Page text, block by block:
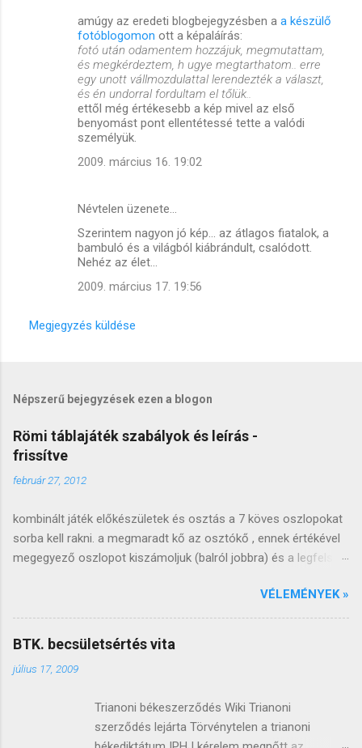
amúgy az eredeti blogbejegyzésben a a készülő
fotóblogomon ott a képaláírás:
fotó után odamentem hozzájuk, megmutattam,
és megkérdeztem, h ugye megtarthatom.. erre
egy unott vállmozdulattal lerendezték a választ,
és én undorral fordultam el tőlük..
ettől még értékesebb a kép mivel az első
benyomást pont ellentétessé tette a valódi
személyük.
2009. március 16. 19:02
Névtelen üzenete…
Szerintem nagyon jó kép... az átlagos fiatalok, a
bambuló és a világból kiábrándult, csalódott.
Nehéz az élet...
2009. március 17. 19:56
Megjegyzés küldése
Népszerű bejegyzések ezen a blogon
Römi táblajáték szabályok és leírás -
frissítve
február 27, 2012
kombinált játék előkészületek és osztás a 7 köves oszlopokat
sorba kell rakni. a megmaradt kő az osztókő , ennek értékével
megegyező oszlopot kiszámoljuk (balról jobbra) és a legfelső
következő oszlop tetejére, ezt az oszlopot kiosztjuk a kezdő
játékosnak, a következő oszlopot a következőnek és így
tovább, óramutató járásával megegyező irányba (ahogy a
, a következő oszlopot felrakjuk az azután következő tetejére,
elsővel folytatjuk, ha játék közben elfogynak az oszlopok, az
asztalon lévő köveket megkeverjük és oszlopokba szedjük. az
VÉLEMÉNYEK »
BTK. becsületsértés vita
július 17, 2009
Trianoni békeszerződés Wiki Trianoni
szerződés lejárta Törvénytelen a trianoni